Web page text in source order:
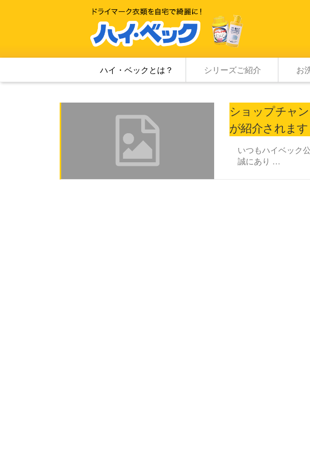
ハイ・ベックとは？ シリーズご紹介 お
ショップチャ
が紹介されます
いつもハイベック
誠にあり …